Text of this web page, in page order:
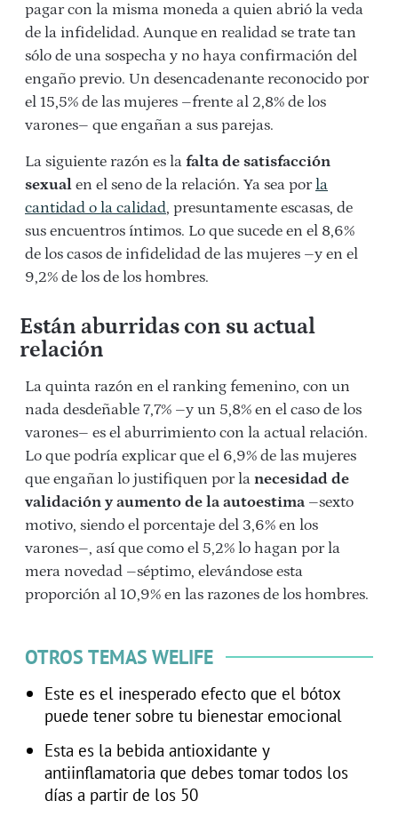
pagar con la misma moneda a quien abrió la veda
de la infidelidad. Aunque en realidad se trate tan
sólo de una sospecha y no haya confirmación del
engaño previo. Un desencadenante reconocido por
el 15,5% de las mujeres –frente al 2,8% de los
varones– que engañan a sus parejas.
La siguiente razón es la falta de satisfacción
sexual en el seno de la relación. Ya sea porla
cantidad o la calidad, presuntamente escasas, de
sus encuentros íntimos. Lo que sucede en el 8,6%
de los casos de infidelidad de las mujeres –y en el
9,2% de los de los hombres.
Están aburridas con su actual
relación
La quinta razón en el ranking femenino, con un
nada desdeñable 7,7% –y un 5,8% en el caso de los
varones– es el aburrimiento con la actual relación.
Lo que podría explicar que el 6,9% de las mujeres
que engañan lo justifiquen por la necesidad de
validación y aumento de la autoestima –sexto
motivo, siendo el porcentaje del 3,6% en los
varones–, así que como el 5,2% lo hagan por la
mera novedad –séptimo, elevándose esta
proporción al 10,9% en las razones de los hombres.
OTROS TEMAS WELIFE
Este es el inesperado efecto que el bótox
puede tener sobre tu bienestar emocional
Esta es la bebida antioxidante y
antiinflamatoria que debes tomar todos los
días a partir de los 50